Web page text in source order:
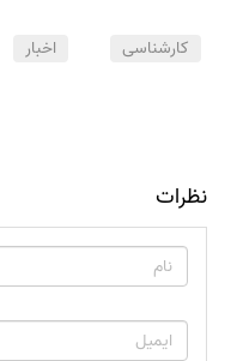
کارشناسی اخبار
نظرات